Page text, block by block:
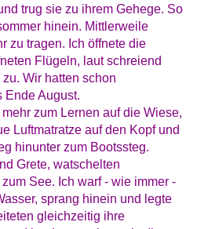
trug sie zu ihrem Gehege. So
hinein. Mittlerweile
zu tragen. Ich öffnete die
Flügeln, laut schreiend
Wir hatten schon
Ende August.
zum Lernen auf die Wiese,
Luftmatratze auf den Kopf und
hinunter zum Bootssteg.
Grete, watschelten
See. Ich warf - wie immer -
sprang hinein und legte
gleichzeitig ihre